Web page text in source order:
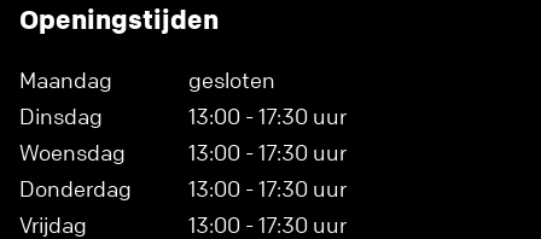
Openingstijden
Maandag
gesloten
Dinsdag
13:00 - 17:30 uur
Woensdag
13:00 - 17:30 uur
Donderdag
13:00 - 17:30 uur
Vrijdag
13:00 - 17:30 uur